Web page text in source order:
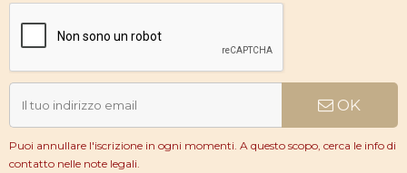
OK
Puoi annullare l'iscrizione in ogni momenti. A questo scopo, cerca le info di
contatto nelle note legali.